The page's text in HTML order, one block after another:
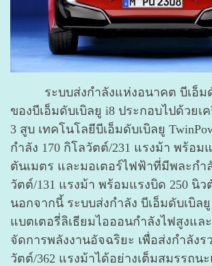
ระบบส่งกำลังแห่งอนาคต บีเอ็มดั
ของบีเอ็มดับเบิลยู i8 ประกอบไปด้วยเ
3 สูบ เทคโนโลยีบีเอ็มดับเบิลยู
กำลัง 170 กิโลวัตต์/231 แรงม้า พร้อม
ตันเมตร และมอเตอร์ไฟฟ้าที่มีพละกำ
วัตต์/131 แรงม้า พร้อมแรงบิด 250 นิว
นอกจากนี้ ระบบส่งกำลัง บีเอ็มดับเบิลยู
แบตเตอรี่ลิเธียมไอออนกำลังไฟสูงแล
จัดการพลังงานอัจฉริยะ เพื่อส่งกำลังร
วัตต์/362 แรงม้าได้อย่างเต็มสมรรถน